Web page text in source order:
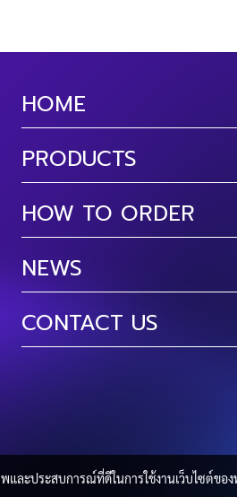
HOME
PRODUCTS
HOW TO ORDER
NEWS
CONTACT US
และประสบการณ์ที่ดีในการใช้งานเว็บไซต์ขอ